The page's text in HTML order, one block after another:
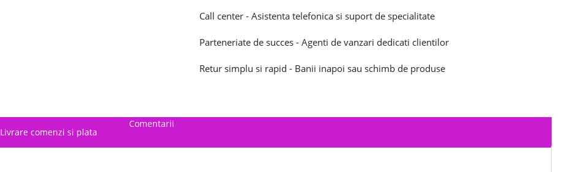
Call center - Asistenta telefonica si suport de specialitate
Parteneriate de succes - Agenti de vanzari dedicati clientilor
Retur simplu si rapid - Banii inapoi sau schimb de produse
Livrare comenzi si plata
Comentarii